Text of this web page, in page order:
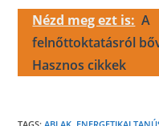
Nézd meg ezt is: A
felnőttoktatásról
Hasznos cikkek